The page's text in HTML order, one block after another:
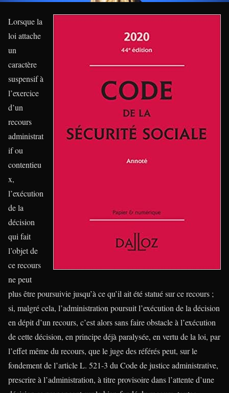
Lorsque la
loi attache
un
caractère
suspensif à
l’exercice
d’un
recours
administrat
if ou
contentieu
x,
l’exécution
de la
décision
qui fait
l’objet de
ce recours
ne peut
plus être poursuivie jusqu’à ce qu’il ait été statué sur ce recours ;
si, malgré cela, l’administration poursuit l’exécution de la décision
en dépit d’un recours, c’est alors sans faire obstacle à l’exécution
de cette décision, en principe déjà paralysée, en vertu de la loi, par
l’effet même du recours, que le juge des référés peut, sur le
fondement de l’article L. 521-3 du Code de justice administrative,
prescrire à l’administration, à titre provisoire dans l’attente d’une